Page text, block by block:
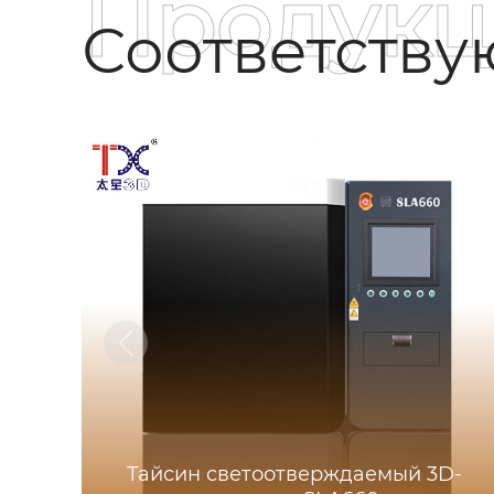
Тайсин светоотверждаемый 3D-